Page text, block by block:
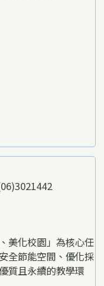
美化校園」為核心任
全節能空間、優化採
質且永續的教學環